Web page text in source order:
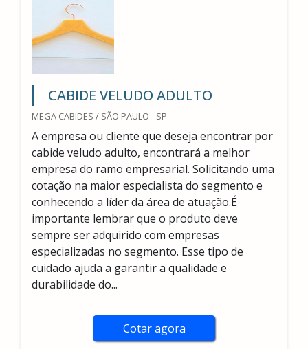
CABIDE VELUDO ADULTO
MEGA CABIDES / SÃO PAULO - SP
A empresa ou cliente que deseja encontrar por
cabide veludo adulto, encontrará a melhor
empresa do ramo empresarial. Solicitando uma
cotação na maior especialista do segmento e
conhecendo a líder da área de atuação.É
importante lembrar que o produto deve
sempre ser adquirido com empresas
especializadas no segmento. Esse tipo de
cuidado ajuda a garantir a qualidade e
durabilidade do...
Cotar agora